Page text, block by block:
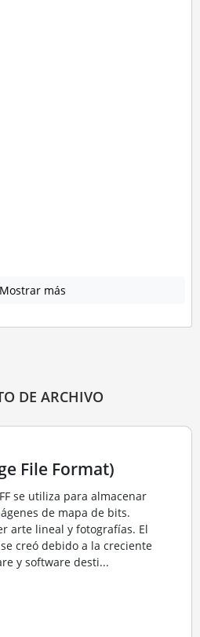
Mostrar más
DE ARCHIVO
File Format)
se utiliza para almacenar
de mapa de bits.
arte lineal y fotografías. El
creó debido a la creciente
y software desti...